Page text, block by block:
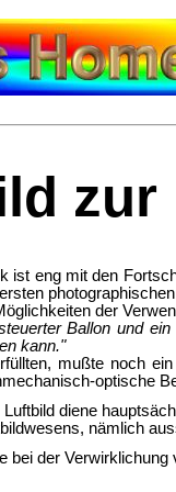
zur
ist eng mit den
der
Ballon und
kann."
mußte noch
optische
diene
nämlich
bei der